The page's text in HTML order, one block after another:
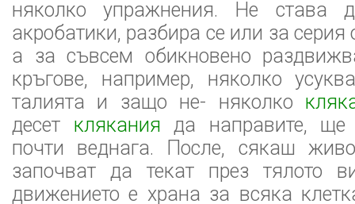
няколко упражнения. Не става
акробатики, разбира се или за серия
а за съвсем обикновено
кръгове, например, няколко
талията и защо не- няколко
десет клякания да направите, ще
почти веднага. После, сякаш
започват да текат през тялото
движението е храна за всяка